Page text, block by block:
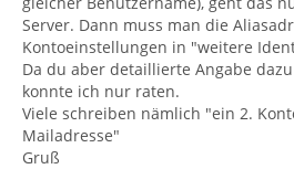
Server. Dann muss man die
Kontoeinstellungen in "weitere
Da du aber detaillierte Angabe
konnte ich nur raten.
Viele schreiben nämlich "ein 2.
Mailadresse"
Gruß